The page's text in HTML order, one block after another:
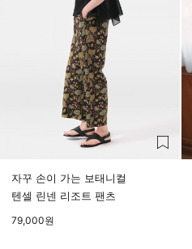
자꾸 손이 가는 보태니컬
텐셀 린넨 리조트 팬츠
79,000원